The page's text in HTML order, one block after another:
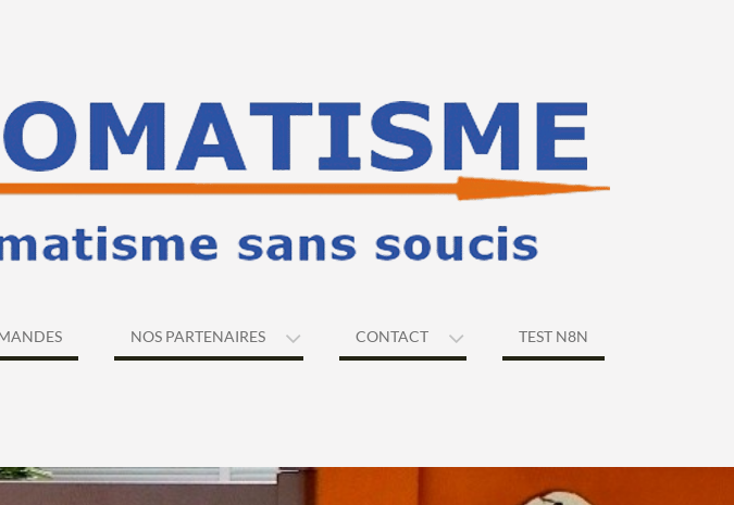
NOS PARTENAIRES CONTACT TEST N8N